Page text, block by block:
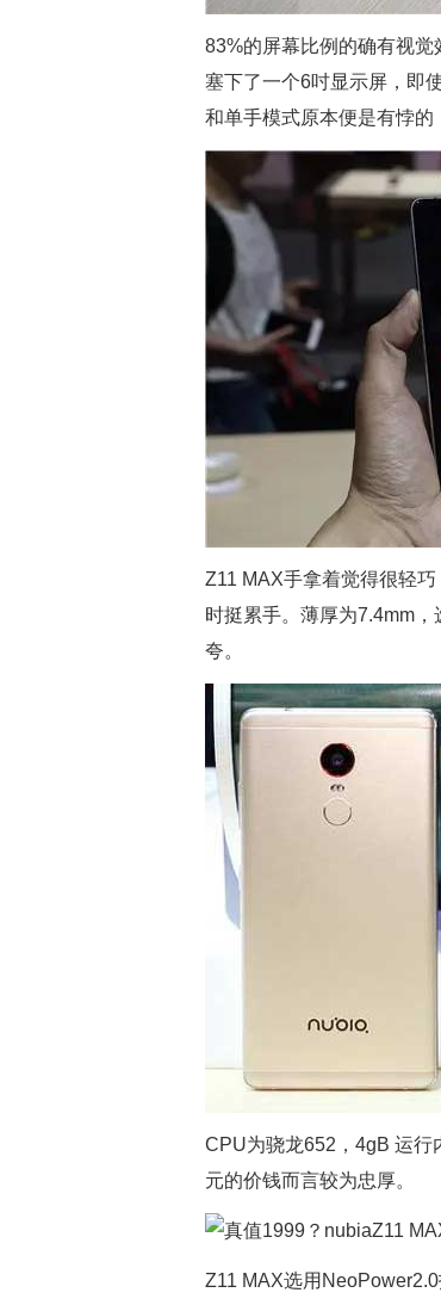
83%的屏幕比例的确有视
塞下了一个6吋显示屏，即
和单手模式原本便是有悖的
Z11 MAX手拿着觉得很轻
时挺累手。薄厚为7.4mm
夸。
CPU为骁龙652，4gB 运行
元的价钱而言较为忠厚。
Z11 MAX选用